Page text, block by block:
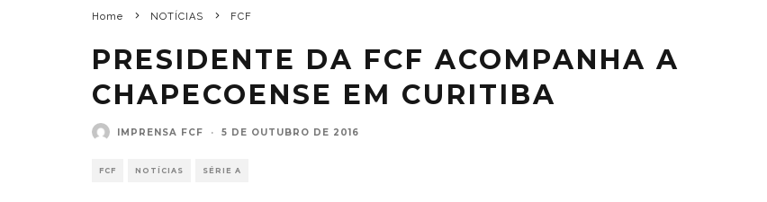
Home NOTÍCIAS FCF
PRESIDENTE DA FCF ACOMPANHA A
CHAPECOENSE EM CURITIBA
IMPRENSA FCF · 5 DE OUTUBRO DE 2016
FCF NOTÍCIAS SÉRIE A